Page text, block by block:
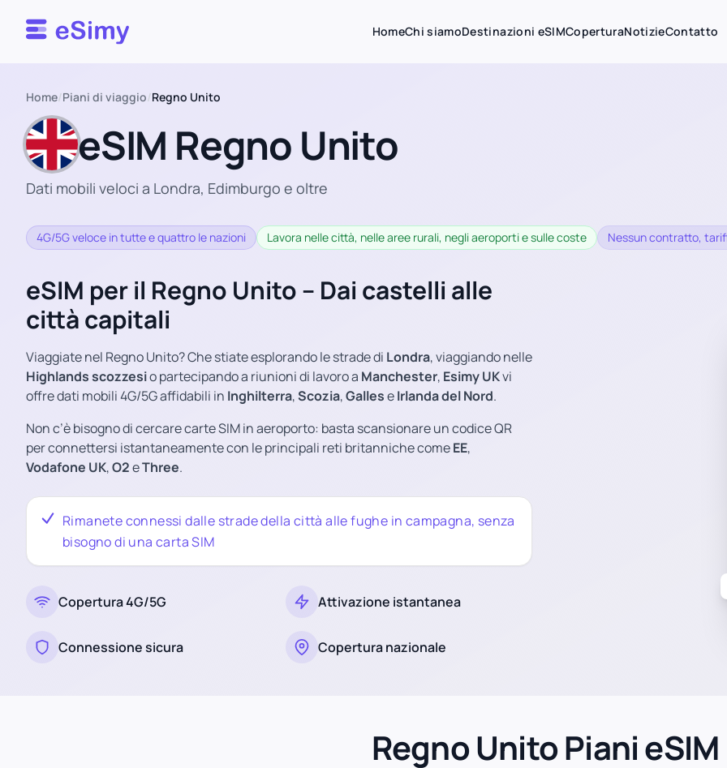
Esimy HomeChi siamoDestinazioni eSIMCoperturaNotizieContatto
Home/Piani di viaggio/Regno Unito
eSIM Regno Unito
Dati mobili veloci a Londra, Edimburgo e oltre
4G/5G veloce in tutte e quattro le nazioni Lavora nelle città, nelle aree rurali, negli aeroporti e sulle coste Nessun contratto,
eSIM per il Regno Unito – Dai castelli alle
città capitali
Viaggiate nel Regno Unito? Che stiate esplorando le strade di Londra, viaggiando nelle
Highlands scozzesio partecipando a riunioni di lavoro a Manchester, Esimy UKvi
offre dati mobili 4G/5G affidabili in Inghilterra,Scozia,GalleseIrlanda del Nord.
Non c’è bisogno di cercare carte SIM in aeroporto: basta scansionare un codice QR
per connettersi istantaneamente con le principali reti britanniche comeEE,
Vodafone UK,O2eThree.
Rimanete connessi dalle strade della città alle fughe in campagna, senza
bisogno di una carta SIM
Copertura 4G/5G Attivazione istantanea
Connessione sicura Copertura nazionale
Regno Unito Piani eSIM